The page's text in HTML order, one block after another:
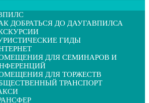
ДОБРАТЬСЯ ДО ДАУГАВПИЛСА
ГИДЫ
ДЛЯ СЕМИНАРОВ И
ДЛЯ ТОРЖЕСТВ
ТРАНСПОРТ